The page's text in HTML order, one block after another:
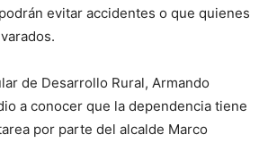
evitar accidentes o que quienes
de Desarrollo Rural, Armando
a conocer que la dependencia tiene
por parte del alcalde Marco